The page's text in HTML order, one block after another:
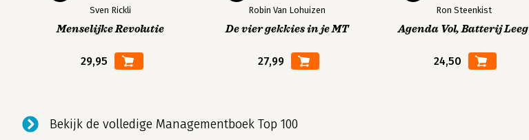
Sven Rickli
Menselijke Revolutie
29,95
Robin Van Lohuizen
De vier gekkies in je MT
27,99
Ron Steenkist
Agenda Vol, Batterij Leeg
24,50
Bekijk de volledige Managementboek Top 100